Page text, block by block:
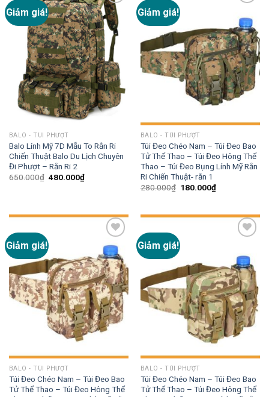
Giảm giá!
Add to
wishlist
BALO - TÚI PHƯỢT
Balo Lính Mỹ 7D Mẫu To Rằn Ri
Chiến Thuật Balo Du Lịch Chuyên
Đi Phượt – Rằn Ri 2
650.000₫ 480.000₫
Giảm giá!
wishlist
BALO - TÚI PHƯỢT
Túi Đeo Chéo Nam – Túi Đeo Bao
Tử Thể Thao – Túi Đeo Hông Thể
Thao – Túi Đeo Bụng Lính Mỹ Rằn
Ri Chiến Thuật- rằn 1
280.000₫ 180.000₫
Giảm giá!
Add to
wishlist
BALO - TÚI PHƯỢT
Túi Đeo Chéo Nam – Túi Đeo Bao
Tử Thể Thao – Túi Đeo Hông Thể
Giảm giá!
wishlist
BALO - TÚI PHƯỢT
Túi Đeo Chéo Nam – Túi Đeo Bao
Tử Thể Thao – Túi Đeo Hông Thể